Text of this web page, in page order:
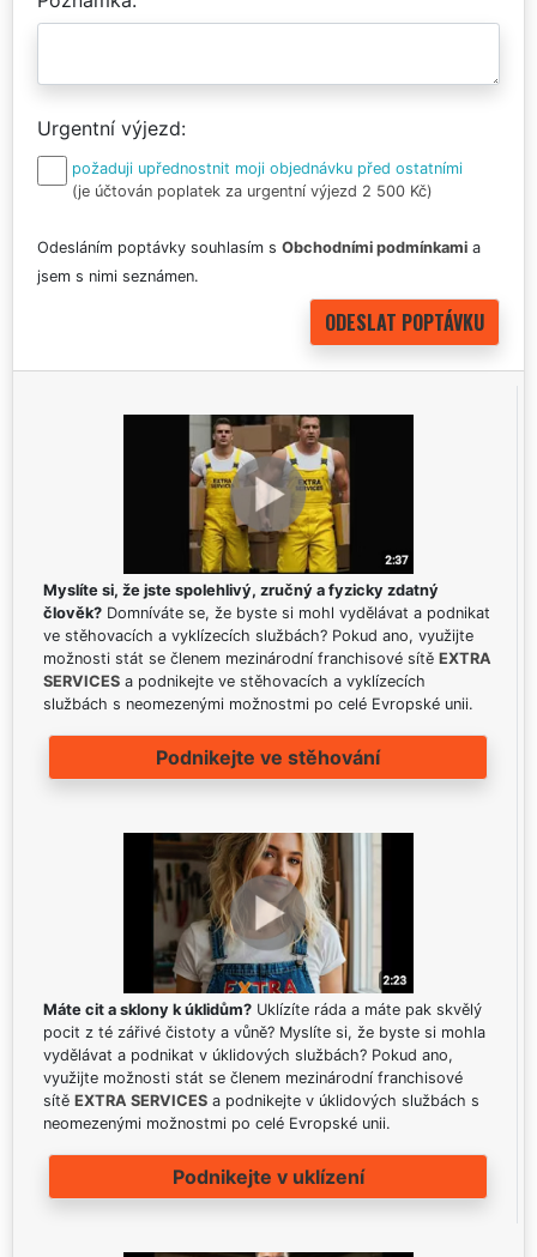
Urgentní výjezd
požaduji upřednostnit moji objednávku před ostatními
(je účtován poplatek za urgentní výjezd 2 500 Kč)
Odesláním poptávky souhlasím s Obchodními podmínkami a
jsem s nimi seznámen.
Myslíte si, že jste spolehlivý, zručný a fyzicky zdatný
člověk? Domníváte se, že byste si mohl vydělávat a podnikat
ve stěhovacích a vyklízecích službách? Pokud ano, využijte
možnosti stát se členem mezinárodní franchisové sítě EXTRA
SERVICES a podnikejte ve stěhovacích a vyklízecích
službách s neomezenými možnostmi po celé Evropské unii.
Podnikejte ve stěhování
Máte cit a sklony k úklidům? Uklízíte ráda a máte pak skvělý
pocit z té zářivé čistoty a vůně? Myslíte si, že byste si mohla
vydělávat a podnikat v úklidových službách? Pokud ano,
využijte možnosti stát se členem mezinárodní franchisové
sítě EXTRA SERVICES a podnikejte v úklidových službách s
neomezenými možnostmi po celé Evropské unii.
Podnikejte v uklízení